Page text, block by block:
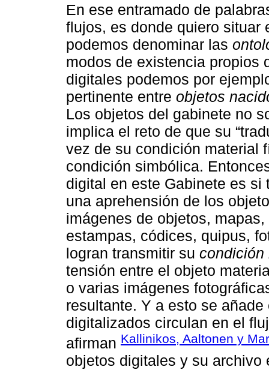
En ese entramado de
flujos, es donde quiero situar
podemos denominar las
modos de existencia propios
digitales podemos por
pertinente entre objetos
Los objetos del gabinete no
implica el reto de que su
vez de su condición material
condición simbólica.
digital en este Gabinete es
una aprehensión de los
imágenes de objetos,
estampas, códices, quipus,
logran transmitir su condición
tensión entre el objeto
o varias imágenes
resultante. Y a esto se
digitalizados circulan en el
afirman Kallinikos, Aaltonen y
objetos digitales y su archivo